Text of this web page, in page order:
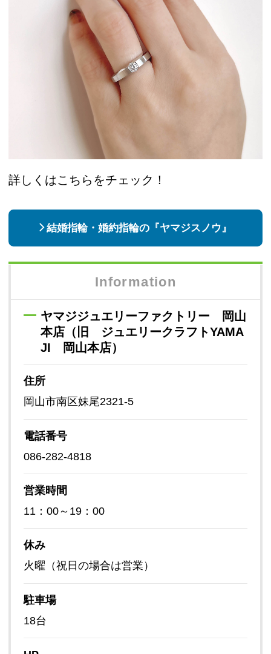
詳しくはこちらをチェック！
結婚指輪・婚約指輪の『ヤマジスノウ』
Information
ヤマジジュエリーファクトリー 岡山
本店（旧 ジュエリークラフトYAMA
JI 岡山本店）
住所
岡山市南区妹尾2321-5
電話番号
086-282-4818
営業時間
11：00～19：00
休み
火曜（祝日の場合は営業）
駐車場
18台